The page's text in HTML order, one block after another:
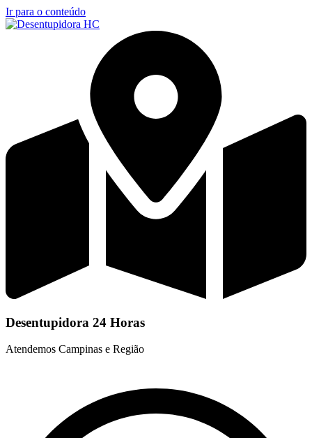
Ir para o conteúdo
Desentupidora 24 Horas
Atendemos Campinas e Região